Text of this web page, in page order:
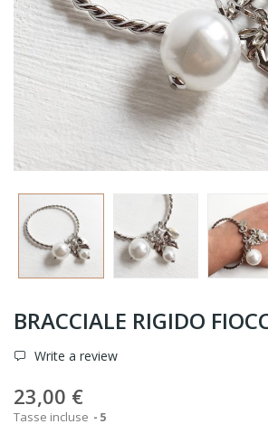
BRACCIALE RIGIDO
Write a review
23,00 €
Tasse incluse 5